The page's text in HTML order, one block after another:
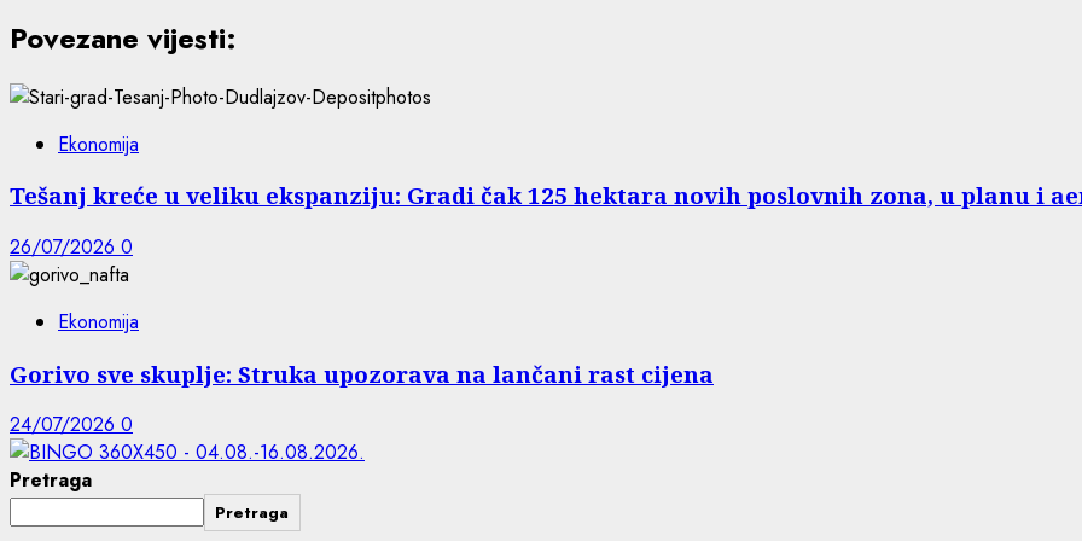
Povezane vijesti:
Ekonomija
Tešanj kreće u veliku ekspanziju: Gradi čak 125 hektara novih poslovnih zona, u planu i
26/07/2026 0
Ekonomija
Gorivo sve skuplje: Struka upozorava na lančani rast cijena
24/07/2026 0
Pretraga
Pretraga